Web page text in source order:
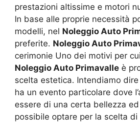
prestazioni altissime e motori
In base alle proprie necessità
modelli, nel Noleggio Auto
preferite. Noleggio Auto
cerimonie Uno dei motivi per
Noleggio Auto Primavalle è
scelta estetica. Intendiamo
ha un evento particolare dove
essere di una certa bellezza
possibile optare per la scelta di